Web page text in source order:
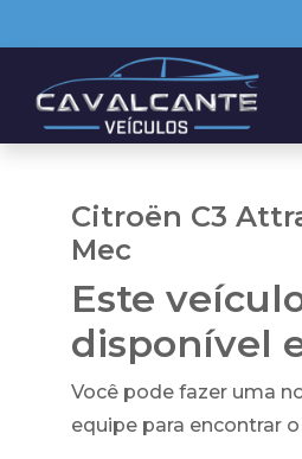
Citroën C3
Mec
Este
disponível
Você pode fazer uma
equipe para encontrar